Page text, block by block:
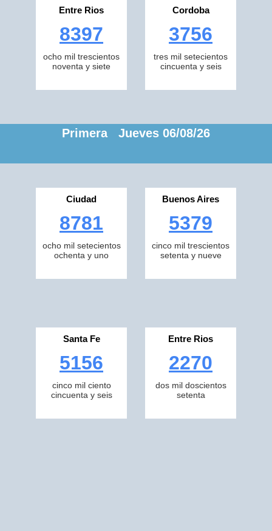
Entre Rios
8397
ocho mil trescientos
noventa y siete
Cordoba
3756
tres mil setecientos
cincuenta y seis
Primera Jueves 06/08/26
Ciudad
8781
ocho mil setecientos
ochenta y uno
Buenos Aires
5379
cinco mil trescientos
setenta y nueve
Santa Fe
5156
cinco mil ciento
cincuenta y seis
Entre Rios
2270
dos mil doscientos
setenta